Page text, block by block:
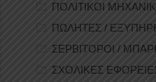
ΠΟΛΙΤΙΚΟΙ
ΠΩΛΗΤΕΣ /
ΣΕΡΒΙΤΟΡΟΙ /
ΣΧΟΛΙΚΕΣ